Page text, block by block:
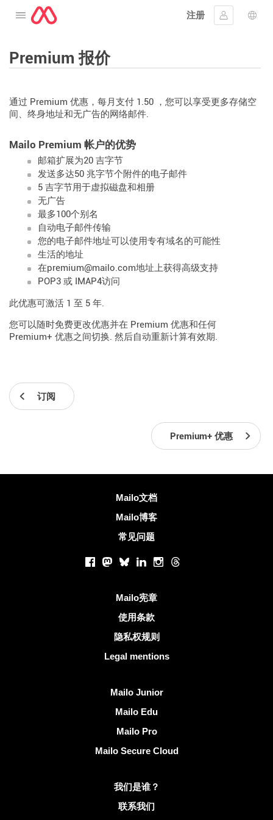
打开菜单
注册
登入 语言
Premium 报价
通过 Premium 优惠，每月支付 1.50 ，您可以享受更多存储空
间、终身地址和无广告的网络邮件.
Mailo Premium 帐户的优势
邮箱扩展为20 吉字节
发送多达50 兆字节个附件的电子邮件
5 吉字节用于虚拟磁盘和相册
无广告
最多100个别名
自动电子邮件传输
您的电子邮件地址可以使用专有域名的可能性
生活的地址
在premium@mailo.com地址上获得高级支持
POP3 或 IMAP4访问
此优惠可激活 1 至 5 年.
您可以随时免费更改优惠并在 Premium 优惠和任何
Premium+ 优惠之间切换. 然后自动重新计算有效期.
订阅
Premium+ 优惠
Mailo文档
Mailo博客
常见问题
Facebook
Mastodon
BlueskyLinkedInInstagram
Threads
Mailo宪章
使用条款
隐私权规则
Legal mentions
Mailo Junior
Mailo Edu
Mailo Pro
Mailo Secure Cloud
我们是谁？
联系我们